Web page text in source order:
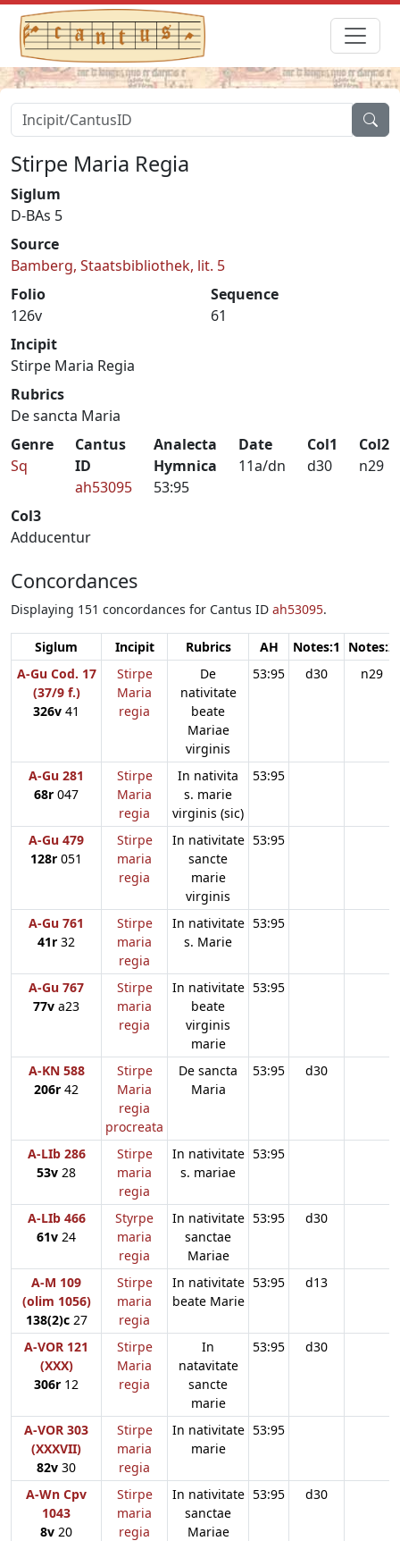
Stirpe Maria Regia
Siglum
D-BAs 5
Source
Bamberg, Staatsbibliothek, lit. 5
Folio
126v
Sequence
61
Incipit
Stirpe Maria Regia
Rubrics
De sancta Maria
Genre
Sq
Cantus
ID
ah53095
Analecta
Hymnica
53:95
Date
11a/dn
Col1
d30
Col2
n29
Col3
Adducentur
Concordances
Displaying 151 concordances for Cantus ID ah53095.
Siglum Incipit Rubrics AH Notes:1
Notes:2
A-Gu Cod. 17
(37/9 f.)
326v 41
Stirpe
Maria
regia
De
nativitate
beate
Mariae
virginis
53:95 d30 n29
A-Gu 281
68r 047
Stirpe
Maria
regia
In nativita
s. marie
virginis (sic)
53:95
A-Gu 479
128r 051
Stirpe
maria
regia
In nativitate
sancte
marie
virginis
53:95
A-Gu 761
41r 32
Stirpe
maria
regia
In nativitate
s. Marie
53:95
A-Gu 767
77v a23
Stirpe
maria
regia
In nativitate
beate
virginis
marie
53:95
A-KN 588
206r 42
Stirpe
Maria
regia
procreata
De sancta
Maria
53:95 d30
A-LIb 286
53v 28
Stirpe
maria
regia
In nativitate
s. mariae
53:95
A-LIb 466
61v 24
Styrpe
maria
regia
In nativitate
sanctae
Mariae
53:95 d30
A-M 109
(olim 1056)
138(2)c27
Stirpe
maria
regia
In nativitate
beate Marie
53:95 d13
A-VOR 121
(XXX)
306r 12
Stirpe
Maria
regia
In
natavitate
sancte
marie
53:95 d30
A-VOR 303
(XXXVII)
82v 30
Stirpe
maria
regia
In nativitate
marie
53:95
A-Wn Cpv
1043
8v 20
Stirpe
maria
regia
In nativitate
sanctae
Mariae
53:95 d30